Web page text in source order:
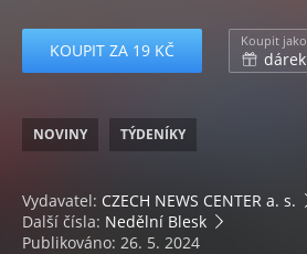
KOUPIT ZA 19 KČ Koupit jako
dárek
NOVINY TÝDENÍKY
Vydavatel: CZECH NEWS CENTER a. s.
Další čísla: Nedělní Blesk
Publikováno: 26. 5. 2024